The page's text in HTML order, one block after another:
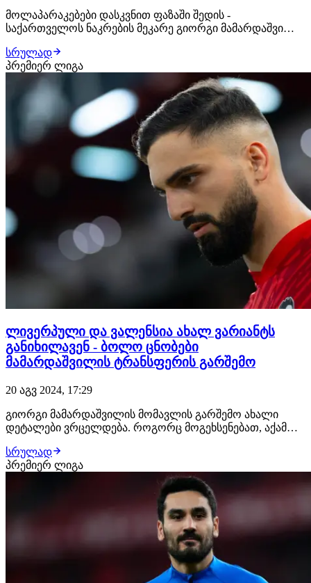
მოლაპარაკებები დასკვნით ფაზაში შედის -
საქართველოს ნაკრების მეკარე გიორგი მამარდაშვილი
ლივერპულს შეუერთდეს.თავდაპირველი ვერსიით,
განიხილებოდა ლივერპულში გადასვლა და 2-წლიანი
იჯარით ბორნმუთში თამაში, თუმცა ქართველი მეკარის
მხარემ ამ შემოთ…
სრულად
პრემიერ ლიგა
ლივერპული და ვალენსია ახალ ვარიანტს
განიხილავენ - ბოლო ცნობები
მამარდაშვილის ტრანსფერის გარშემო
20 აგვ 2024, 17:29
გიორგი მამარდაშვილის მომავლის გარშემო ახალი
დეტალები ვრცელდება. როგორც მოგეხსენებათ, აქამდე
ქართველ კარის დარაჯს ამ ზაფხულს გაიფორმებდა,
მაგრამ იჯარით ორი სეზონის მანძილზე მას ბორნმუთში
გაანათხოვრებდა. რაც შეეხება ტრანსფერის
სრულად
პრემიერ ლიგა